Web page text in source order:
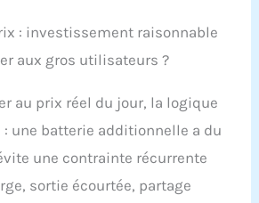
: investissement raisonnable
aux gros utilisateurs ?
au prix réel du jour, la logique
: une batterie additionnelle a du
une contrainte récurrente
sortie écourtée, partage